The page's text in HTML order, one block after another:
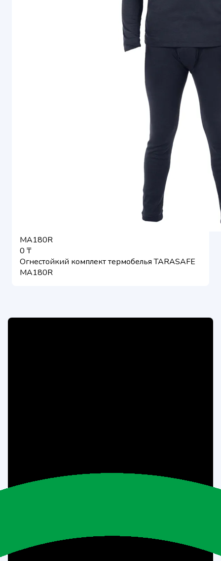
MA180R
0 ₸
Огнестойкий комплект термобелья TARASAFE
MA180R